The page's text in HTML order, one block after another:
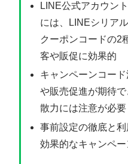
LINE公式アカウン
には、LINEシリア
クーポンコードの2
客や販促に効果的
キャンペーンコー
や販売促進が期待
散力には注意が必要
事前設定の徹底と利
効果的なキャンペ